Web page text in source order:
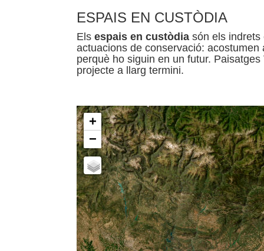
ESPAIS EN CUSTÒDIA
Els espais en custòdia són els indrets
actuacions de conservació:
perquè ho siguin en un futur.
projecte a llarg termini.
+
−